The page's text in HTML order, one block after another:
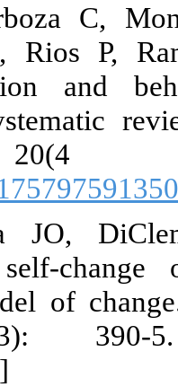
10. Finck
Sarmiento
activity
America: a
2013;
[
11.
processes
integrative
1983;